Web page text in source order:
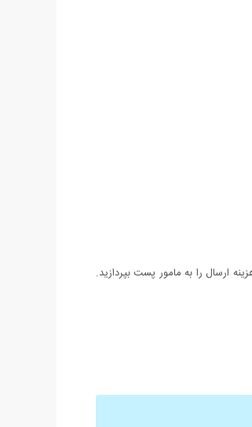
ارسال را به مامور پست بپردازید.